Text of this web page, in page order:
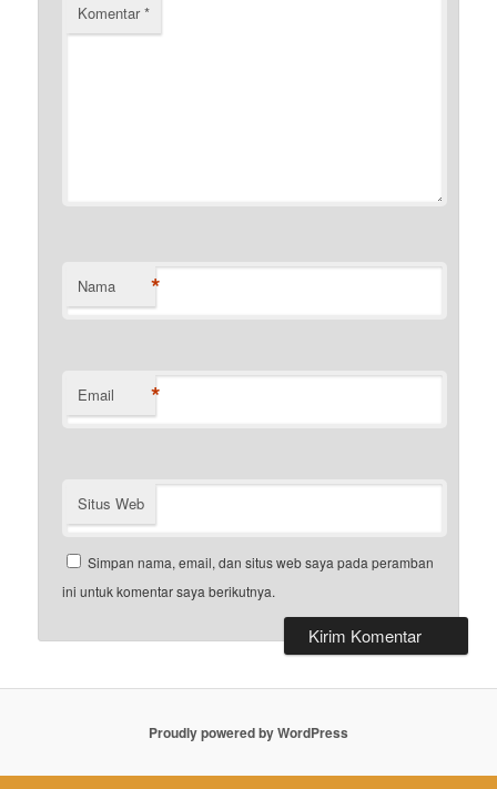
Komentar*
Nama *
Email *
Situs Web
Simpan nama, email, dan situs web saya pada peramban
ini untuk komentar saya berikutnya.
Proudly powered by WordPress